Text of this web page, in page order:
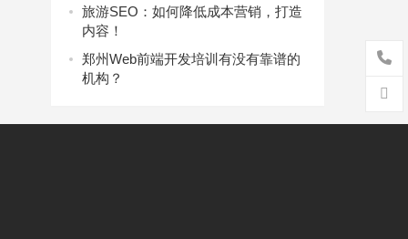
旅游SEO：如何降低成本营销，打造
内容！
郑州Web前端开发培训有没有靠谱的
机构？